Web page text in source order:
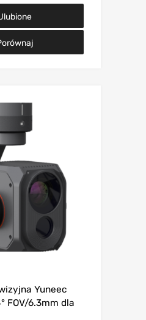
Yuneec
FOV/6.3mm dla